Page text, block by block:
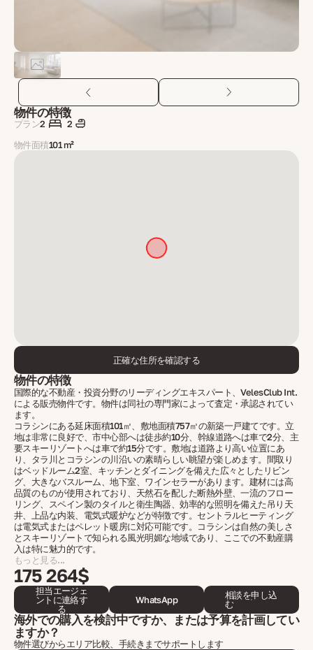
物件の特徴
プラン2
2
物件面積101 m²
正確な住所を確認する
物件の特徴
国際的な不動産・投資分野のリーディングエキスパート、VelesClub Int.
による販売物件です。物件は同社の専門家によって査定・承認されてい
ます。
コラシンにある延床面積101㎡、敷地面積757㎡の新築一戸建てです。立
地は非常に良好で、市中心部へは徒歩約10分、幹線道路へは車で2分、主
要スキーリゾートへは車で約15分です。敷地は道路より高い位置にあ
り、タラ川とコラシンの川沿いの素晴らしい眺望が楽しめます。間取り
はベッドルーム2室、キッチンとダイニングを備えた広々としたリビン
グ、大きなバスルーム、地下室、ワインセラーがあります。建材には高
品質のものが使用されており、天然石を配した断熱外壁、一流のフロー
リング、スペイン製のタイルと衛生陶器、効率的な照明を備えた吊り天
井、上品な内装、電気式暖炉などが特徴です。セントラルヒーティング
は電気式またはペレット暖房に対応可能です。コラシンは自然の美しさ
とスキーリゾートで知られる風光明媚な地域であり、ここでの不動産購
入は特に魅力的です。
もっと見る...
175 264$
担当エージェ
ントに連絡す
る
WhatsApp
相談を申し込
む
海外での購入を検討中ですか、または予算を計画してい
ますか？
物件選びからエリア比較、手続きまでサポートします